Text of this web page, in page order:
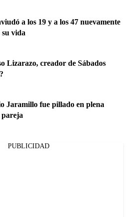
a los 19 y a los 47 nuevamente
vida
Lizarazo, creador de Sábados
Jaramillo fue pillado en plena
PUBLICIDAD